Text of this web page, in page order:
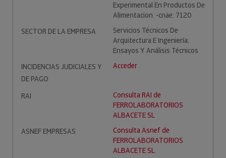
Experimental En Productos De
Alimentacion. -cnae: 7120
SECTOR DE LA EMPRESA
Servicios Técnicos De
Arquitectura E Ingeniería;
Ensayos Y Análisis Técnicos
INCIDENCIAS JUDICIALES Y
DE PAGO
Acceder
RAI
Consulta RAI de
FERROLABORATORIOS
ALBACETE SL
ASNEF EMPRESAS
Consulta Asnef de
FERROLABORATORIOS
ALBACETE SL